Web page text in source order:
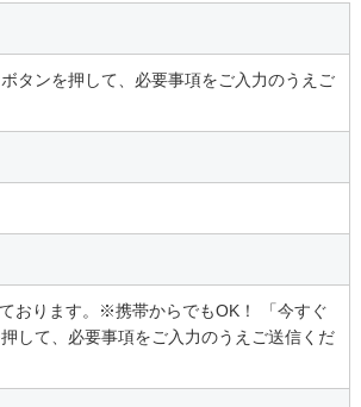
ボタンを押して、必要事項をご入力のうえご
おります。※携帯からでもOK！ 「今すぐ
して、必要事項をご入力のうえご送信くだ